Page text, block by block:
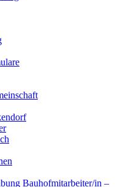
Bauhofmitarbeiter/in –